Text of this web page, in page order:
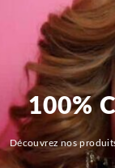
100%
Découvrez nos